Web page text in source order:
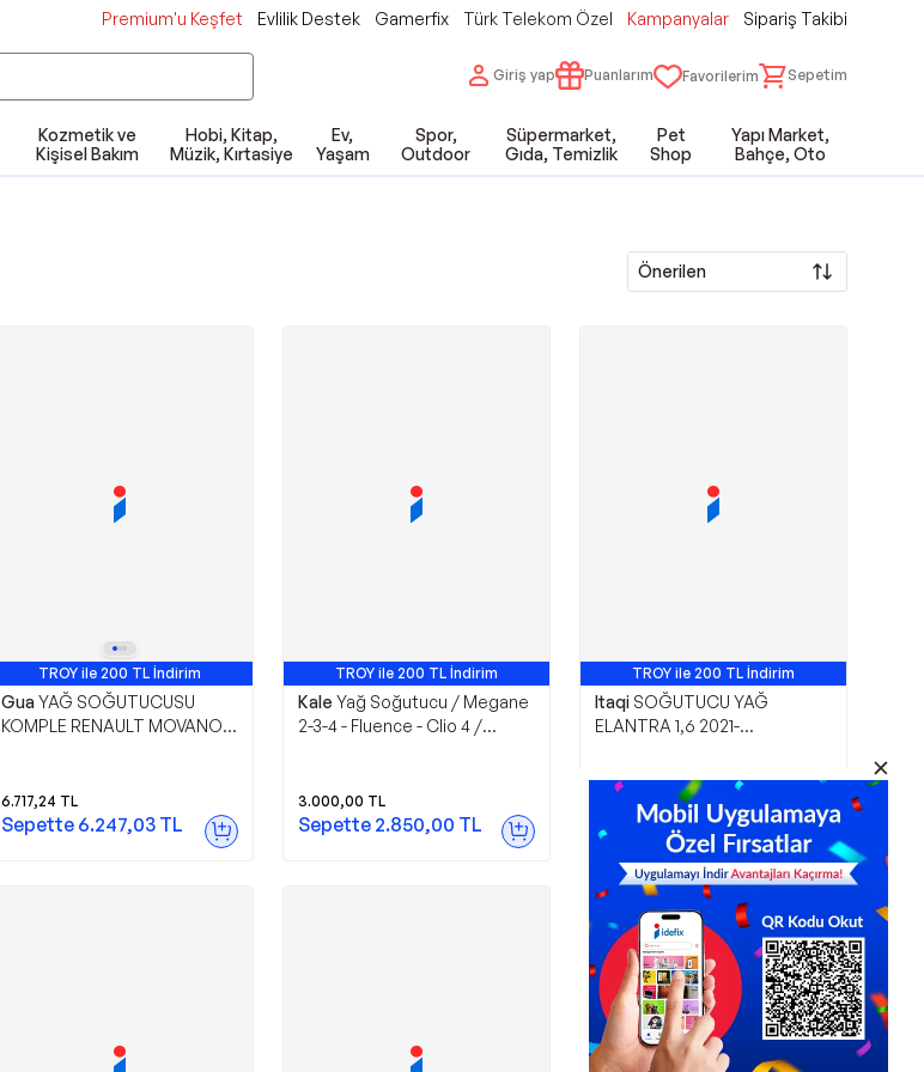
Premium'u Keşfet Evlilik Destek Gamerfix Türk Telekom Özel Kampanyalar Sipariş Takibi
Giriş yap Puanlarım Favorilerim Sepetim
Kozmetik ve
Kişisel Bakım
Hobi, Kitap,
Müzik, Kırtasiye
Ev,
Yaşam
Spor,
Outdoor
Süpermarket,
Gıda, Temizlik
Pet
Shop
Yapı Market,
Bahçe, Oto
Önerilen
TROY ile 200 TL İndirim
GuaYAĞ SOĞUTUCUSU
KOMPLE RENAULT MOVANO
8200679353
6.717,24 TL
Sepette 6.247,03 TL
TROY ile 200 TL İndirim
Kale Yağ Soğutucu / Megane
2-3-4 - Fluence - Clio 4 /
3.000,00 TL
Sepette 2.850,00 TL
TROY ile 200 TL İndirim
Itaqi SOĞUTUCU YAĞ
ELANTRA 1,6 2021-
2.377,20TL
Sepette2.210,80TL